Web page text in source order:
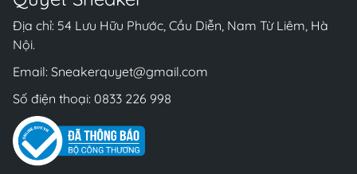
Địa chỉ: 54 Lưu Hữu Phước, Cầu Diễn, Nam Từ Liêm, Hà
Nội.
Email: Sneakerquyet@gmail.com
Số điện thoại: 0833 226 998